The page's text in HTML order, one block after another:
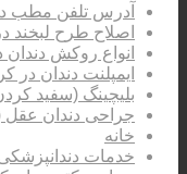
آدرس تلفن مطب
اصلاح طرح لبخند
انواع روکش دندان
ایمپلنت دندان در
بلیچینگ (سفید
جراحی دندان عقل
خانه
خدمات